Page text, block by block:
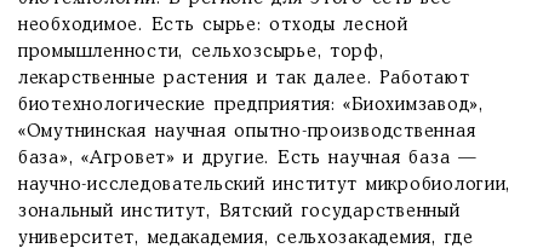
необходимое. Есть сырье: отходы лесной
промышленности, сельхозсырье, торф,
лекарственные растения и так далее. Работают
биотехнологические предприятия: «Биохимзавод»,
«Омутнинская научная опытно-производственная
база», «Агровет» и другие. Есть научная база —
научно-исследовательский институт микробиологии,
зональный институт, Вятский государственный
университет, медакадемия, сельхозакадемия, где